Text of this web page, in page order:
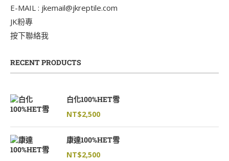
E-MAIL : jkemail@jkreptile.com
JK粉專
按下聯絡我
RECENT PRODUCTS
白化100%HET雪
NT$2,500
康達100%HET雪
NT$2,500